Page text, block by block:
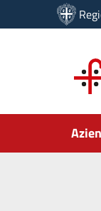
Vai ai
Vai al menu